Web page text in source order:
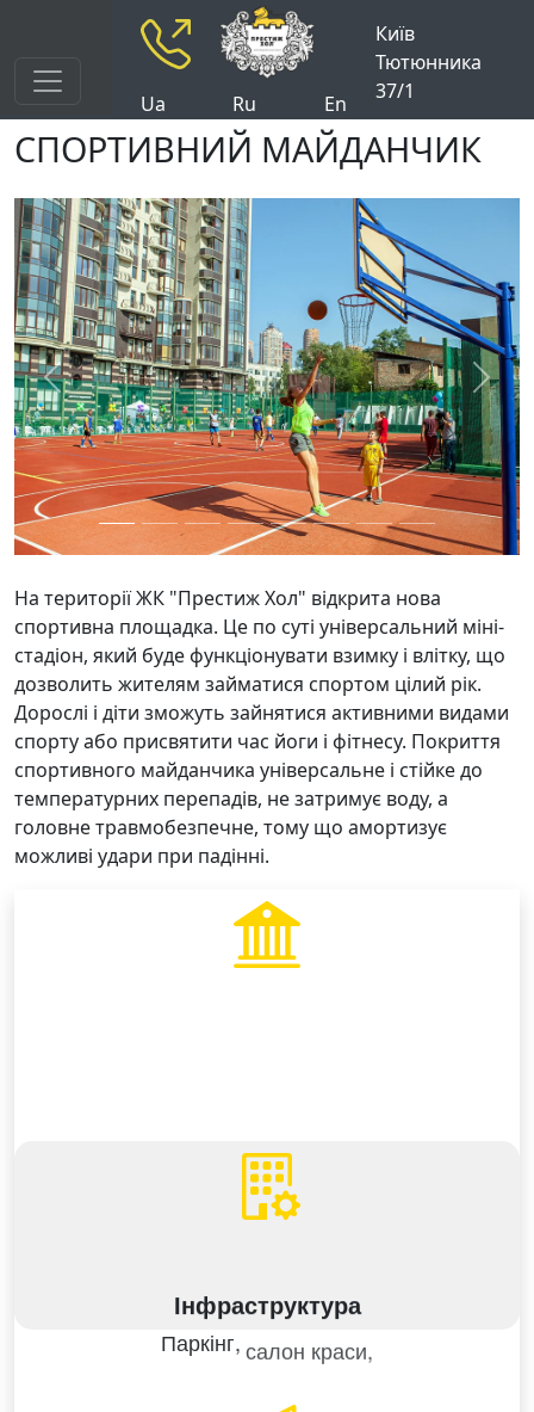
Ua Ru En
Київ
Тютюнника
37/1
СПОРТИВНИЙ МАЙДАНЧИК
Previous Next
На території ЖК "Престиж Хол" відкрита нова
спортивна площадка. Це по суті універсальний міні-
стадіон, який буде функціонувати взимку і влітку, що
дозволить жителям займатися спортом цілий рік.
Дорослі і діти зможуть зайнятися активними видами
спорту або присвятити час йоги і фітнесу. Покриття
спортивного майданчика універсальне і стійке до
температурних перепадів, не затримує воду, а
головне травмобезпечне, тому що амортизує
можливі удари при падінні.
Інфраструктура